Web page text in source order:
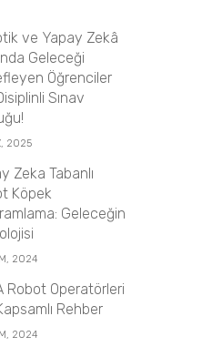
ve Yapay Zekâ
Geleceği
Öğrenciler
Sınav
2025
Zeka Tabanlı
Köpek
Geleceğin
2024
Robot Operatörleri
Rehber
2024